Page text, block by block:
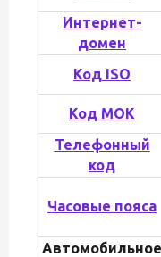
Интернет-
домен
Код ISO
Код МОК
Телефонный
код
Часовые пояса
Автомобильное